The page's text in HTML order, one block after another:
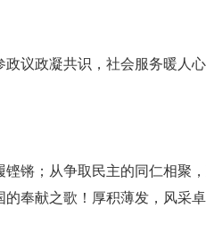
议政凝共识，社会服务暖人
锵；从争取民主的同仁相聚
奉献之歌！厚积薄发，风采